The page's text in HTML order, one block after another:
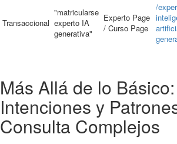
Transaccional
"matricularse
experto IA
generativa"
Experto Page
/ Curso Page
/
Más Allá de lo
Intenciones y
Consulta Complejos